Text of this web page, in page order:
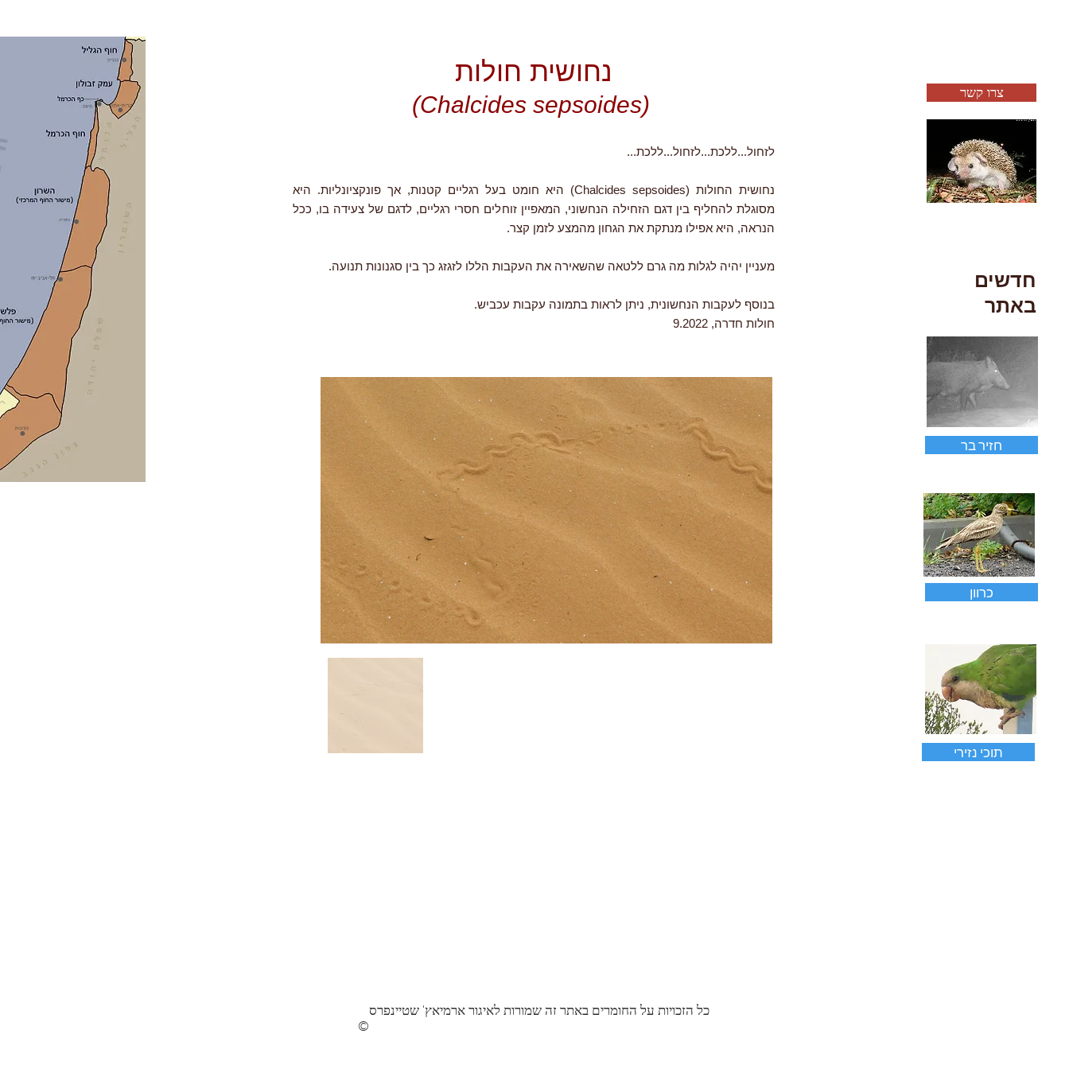
נחושית חולות
(Chalcides sepsoides)
לזחול...ללכת...לזחול...ללכת...
נחושית החולות (Chalcides sepsoides) היא חומט בעל רגליים קטנות, אך פונקציונליות. היא
מסוגלת להחליף בין דגם הזחילה הנחשוני, המאפיין זוחלים חסרי רגליים, לדגם של צעידה בו, ככל
הנראה, היא אפילו מנתקת את הגחון מהמצע לזמן קצר.
מעניין יהיה לגלות מה גרם ללטאה שהשאירה את העקבות הללו לזגזג כך בין סגנונות תנועה.
בנוסף לעקבות הנחשונית, ניתן לראות בתמונה עקבות עכביש.
חולות חדרה, 9.2022
צרו קשר
כרוון
חזיר בר
חדשים
באתר
תוכי נזירי
©